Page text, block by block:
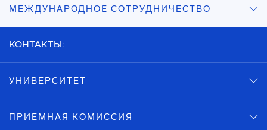
МЕЖДУНАРОДНОЕ СОТРУДНИЧЕСТВО
КОНТАКТЫ:
УНИВЕРСИТЕТ
ПРИЕМНАЯ КОМИССИЯ